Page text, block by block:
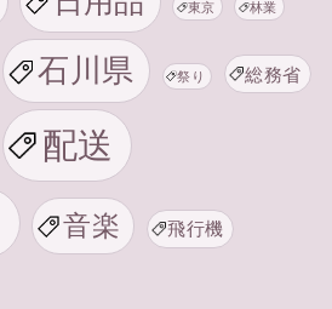
東京 林業
石川県 祭り 総務省
配送
音楽 飛行機